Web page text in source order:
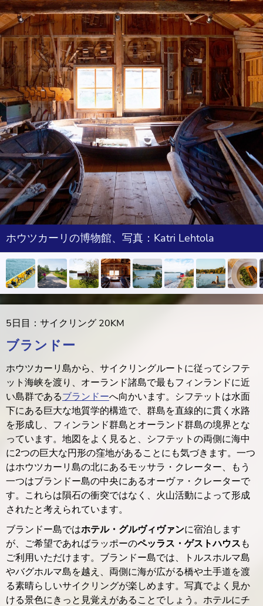
ホウツカーリの博物館、写真：Katri Lehtola
5日目：サイクリング 20KM
ブランドー
ホウツカーリ島から、サイクリングルートに従ってシフテ
ット海峡を渡り、オーランド諸島で最もフィンランドに近
い島群であるブランドーへ向かいます。シフテットは水面
下にある巨大な地質学的構造で、群島を直線的に貫く水路
を形成し、フィンランド群島とオーランド群島の境界とな
っています。地図をよく見ると、シフテットの両側に海中
に2つの巨大な円形の窪地があることにも気づきます。一つ
はホウツカーリ島の北にあるモッサラ・クレーター、もう
一つはブランドー島の中央にあるオーヴァ・クレーターで
す。これらは隕石の衝突ではなく、火山活動によって形成
されたと考えられています。
ブランドー島ではホテル・グルヴィヴァンに宿泊します
が、ご希望であればラッポーのペッラス・ゲストハウス も
ご利用いただけます。ブランドー島では、トルスホルマ島
やバグホルマ島を越え、両側に海が広がる橋や土手道を渡
る素晴らしいサイクリングが楽しめます。写真でよく見か
ける景色にきっと見覚えがあることでしょう。ホテルにチ